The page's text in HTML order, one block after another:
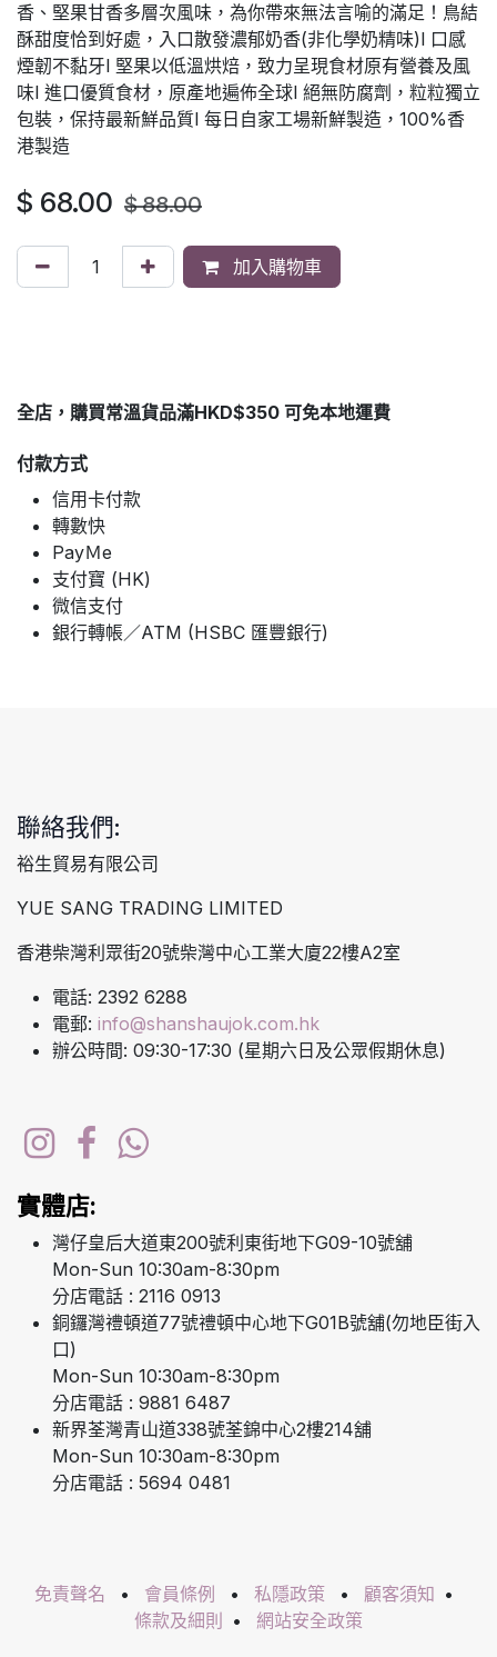
香、堅果甘香多層次風味，為你帶來無法言喻的滿足！鳥結
酥甜度恰到好處，入口散發濃郁奶香(非化學奶精味)l 口感
煙韌不黏牙l 堅果以低溫烘焙，致力呈現食材原有營養及風
味l 進口優質食材，原產地遍佈全球l 絕無防腐劑，粒粒獨立
包裝，保持最新鮮品質l 每日自家工場新鮮製造，100%香
港製造
$ 68.00 $88.00
加入購物車
全店，購買常溫貨品滿HKD$350 可免本地運費
付款方式
信用卡付款
轉數快
PayＭe
支付寶 (HK)
微信支付
銀行轉帳／ATM (HSBC 匯豐銀行)
聯絡我們:
裕生貿易有限公司
YUE SANG TRADING LIMITED
香港柴灣利眾街20號柴灣中心工業大廈22樓A2室
電話: 2392 6288
電郵: info@shanshaujok.com.hk
辦公時間: 09:30-17:30 (星期六日及公眾假期休息)
實體店:
灣仔皇后大道東200號利東街地下G09-10號舖
Mon-Sun 10:30am-8:30pm
分店電話 : 2116 0913
銅鑼灣禮頓道77號禮頓中心地下G01B號舖(勿地臣街入
口)
Mon-Sun 10:30am-8:30pm
分店電話 : 9881 6487
新界荃灣青山道338號荃錦中心2樓214舖
Mon-Sun 10:30am-8:30pm
分店電話 : 5694 0481
免責聲名 • 會員條例 • 私隱政策 • 顧客須知 •
條款及細則 • 網站安全政策